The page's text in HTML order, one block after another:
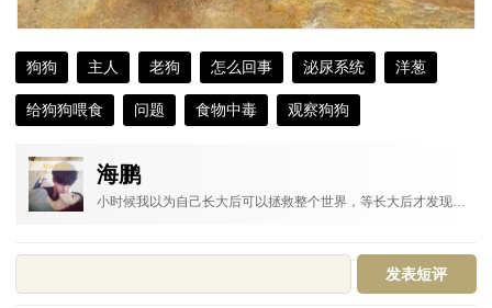
狗狗 主人 老狗 怎么回事 泌尿系统 洋葱
给狗狗喂食 问题 食物中毒 观察狗狗
狗狗不能吃的东西
海鹏
小时候我以为自己长大后可以拯救整个世界，等长大后才发现整个世界都拯救不了我。